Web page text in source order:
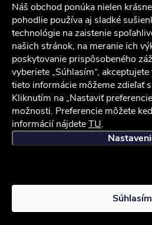
Náš obchod ponúka nielen
pohodlie používa aj sladké
technológie na zaistenie
našich stránok, na meranie ich
poskytovanie prispôsobeného
vyberiete „Súhlasím“,
tieto informácie môžeme zdieľať
Kliknutím na „Nastaviť
možnosti. Preferencie môžete
informácií nájdeteTU.
Súhlasím
Sledovať na Instagrame
Služby zákazníkom
iocel.sk Obchodné podmienky
Vytvoril